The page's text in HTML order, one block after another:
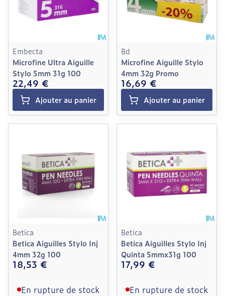
Embecta
Microfine Ultra Aiguille
Stylo 5mm 31g 100
22,49 €
Ajouter au panier
Bd
Microfine Aiguille Stylo
4mm 32g Promo
16,69 €
Ajouter au panier
Betica
Betica Aiguilles Stylo Inj
4mm 32g 100
18,53 €
En rupture de stock
Betica
Betica Aiguilles Stylo Inj
Quinta 5mmx31g 100
17,99 €
En rupture de stock